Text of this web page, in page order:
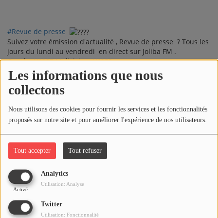
Les informations que nous
collectons
Nous utilisons des cookies pour fournir les services et les fonctionnalités
proposés sur notre site et pour améliorer l'expérience de nos utilisateurs.
Tout accepter Tout refuser
Analytics
Activé
Utilisation: Analyse
Twitter
Utilisation: Fonctionnalité
PLAYLIST
TITRES DIFFUSÉS
Médias
PHOTOS
PODCASTS
VIDÉOS
Joliba TV News / FM
#Revue de presse
Suivez votre émission d'actualité , Revue de presse ? Tous les
jours du lundi au vendredi en direct sur Joliba FM .
Canal + N°237 Malivision. N°252
http://www.jolibatv.com
Commentaires(0)
Connectez-vous pour commenter cet article